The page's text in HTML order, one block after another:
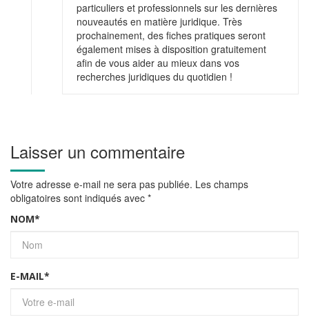
particuliers et professionnels sur les dernières
nouveautés en matière juridique. Très
prochainement, des fiches pratiques seront
également mises à disposition gratuitement
afin de vous aider au mieux dans vos
recherches juridiques du quotidien !
Laisser un commentaire
Votre adresse e-mail ne sera pas publiée. Les champs
obligatoires sont indiqués avec *
NOM*
E-MAIL*